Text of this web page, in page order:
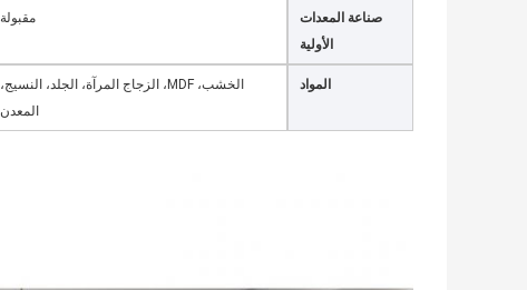
صناعة المعدات
الأولية
مقبولة
المواد
الخشب، MDF، الزجاج المرآة، الجلد، النسيج،
المعدن